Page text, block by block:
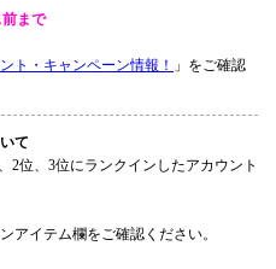
前まで
ト・キャンペーン情報！
」をご確認
て
2位、3位にランクインしたアカウント
アイテム欄をご確認ください。